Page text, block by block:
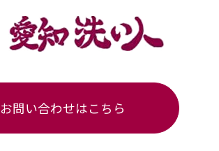
お問い合わせはこちら